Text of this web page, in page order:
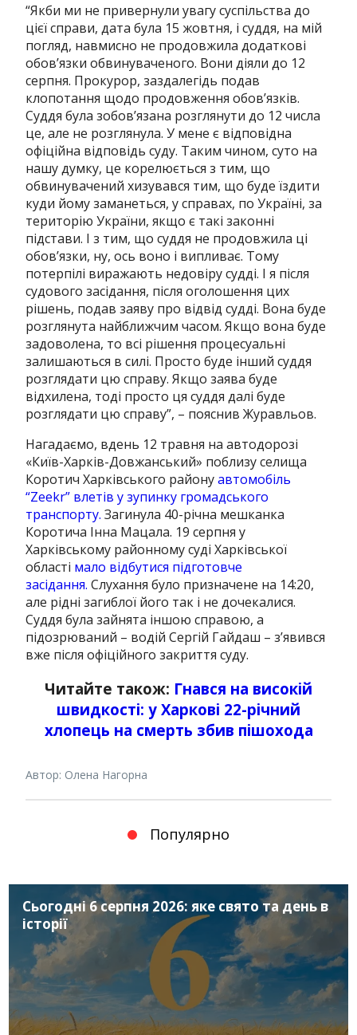
“Якби ми не привернули увагу суспільства до
цієї справи, дата була 15 жовтня, і суддя, на мій
погляд, навмисно не продовжила додаткові
обов’язки обвинуваченого. Вони діяли до 12
серпня. Прокурор, заздалегідь подав
клопотання щодо продовження обов’язків.
Суддя була зобов’язана розглянути до 12 числа
це, але не розглянула. У мене є відповідна
офіційна відповідь суду. Таким чином, суто на
нашу думку, це корелюється з тим, що
обвинувачений хизувався тим, що буде їздити
куди йому заманеться, у справах, по Україні, за
територію України, якщо є такі законні
підстави. І з тим, що суддя не продовжила ці
обов’язки, ну, ось воно і випливає. Тому
потерпілі виражають недовіру судді. І я після
судового засідання, після оголошення цих
рішень, подав заяву про відвід судді. Вона буде
розглянута найближчим часом. Якщо вона буде
задоволена, то всі рішення процесуальні
залишаються в силі. Просто буде інший суддя
розглядати цю справу. Якщо заява буде
відхилена, тоді просто ця суддя далі буде
розглядати цю справу”, – пояснив Журавльов.
Нагадаємо, вдень 12 травня на автодорозі
«Київ-Харків-Довжанський» поблизу селища
Коротич Харківського районуавтомобіль
“Zeekr” влетів у зупинку громадського
транспорту. Загинула 40-річна мешканка
Коротича Інна Мацала. 19 серпня у
Харківському районному суді Харківської
області мало відбутися підготовче
засідання. Слухання було призначене на 14:20,
але рідні загиблої його так і не дочекалися.
Суддя була зайнята іншою справою, а
підозрюваний – водій Сергій Гайдаш – з’явився
вже після офіційного закриття суду.
Читайте також: Гнався на високій
швидкості: у Харкові 22-річний
хлопець на смерть збив пішохода
Автор: Олена Нагорна
Популярно
Сьогодні 6 серпня 2026: яке свято та день в
історії